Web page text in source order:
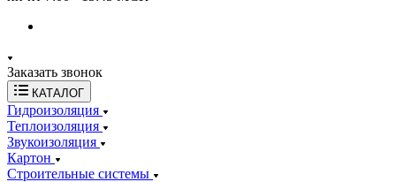
Заказать звонок
КАТАЛОГ
Гидроизоляция
Теплоизоляция
Звукоизоляция
Картон
Строительные системы